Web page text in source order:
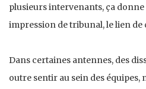
plusieurs intervenants, ça
impression de tribunal, le lien de
Dans certaines antennes, des
outre sentir au sein des équipes,